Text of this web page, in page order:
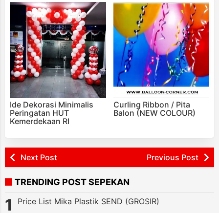
Ide Dekorasi Minimalis
Peringatan HUT
Kemerdekaan RI
Curling Ribbon / Pita
Balon (NEW COLOUR)
Next Post Previous Post
TRENDING POST SEPEKAN
Price List Mika Plastik SEND (GROSIR)